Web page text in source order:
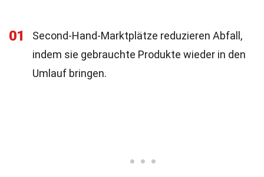
01
Second-Hand-Marktplätze reduzieren Abfall,
indem sie gebrauchte Produkte wieder in den
Umlauf bringen.